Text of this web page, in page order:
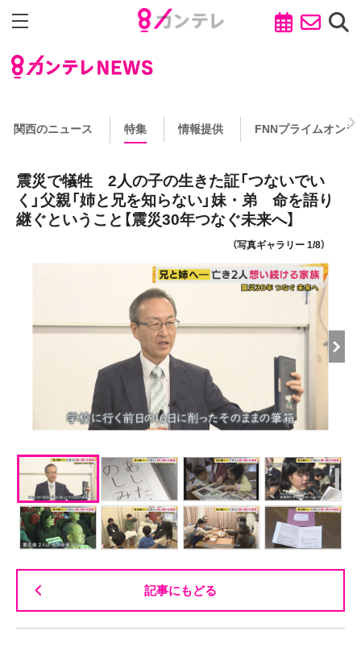
関西のニュース 特集 情報提供 FNNプライムオンラ
震災で犠牲 2人の子の生きた証「つないでい
く」父親「姉と兄を知らない」妹・弟 命を語り
継ぐということ【震災30年つなぐ未来へ】
（写真ギャラリー 1/8）
記事にもどる